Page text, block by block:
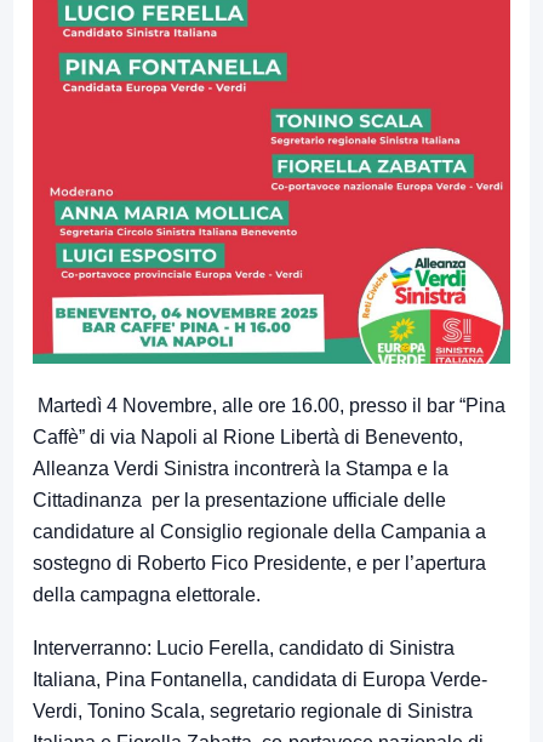
Martedì 4 Novembre, alle ore 16.00, presso il bar “Pina
Caffè” di via Napoli al Rione Libertà di Benevento,
Alleanza Verdi Sinistra incontrerà la Stampa e la
Cittadinanza per la presentazione ufficiale delle
candidature al Consiglio regionale della Campania a
sostegno di Roberto Fico Presidente, e per l’apertura
della campagna elettorale.
Interverranno: Lucio Ferella, candidato di Sinistra
Italiana, Pina Fontanella, candidata di Europa Verde-
Verdi, Tonino Scala, segretario regionale di Sinistra